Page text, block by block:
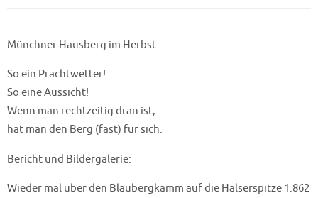
Münchner Hausberg im Herbst
So ein Prachtwetter!
So eine Aussicht!
Wenn man rechtzeitig dran ist,
hat man den Berg (fast) für sich.
Bericht und Bildergalerie:
Wieder mal über den Blaubergkamm auf die Halserspitze 1.862